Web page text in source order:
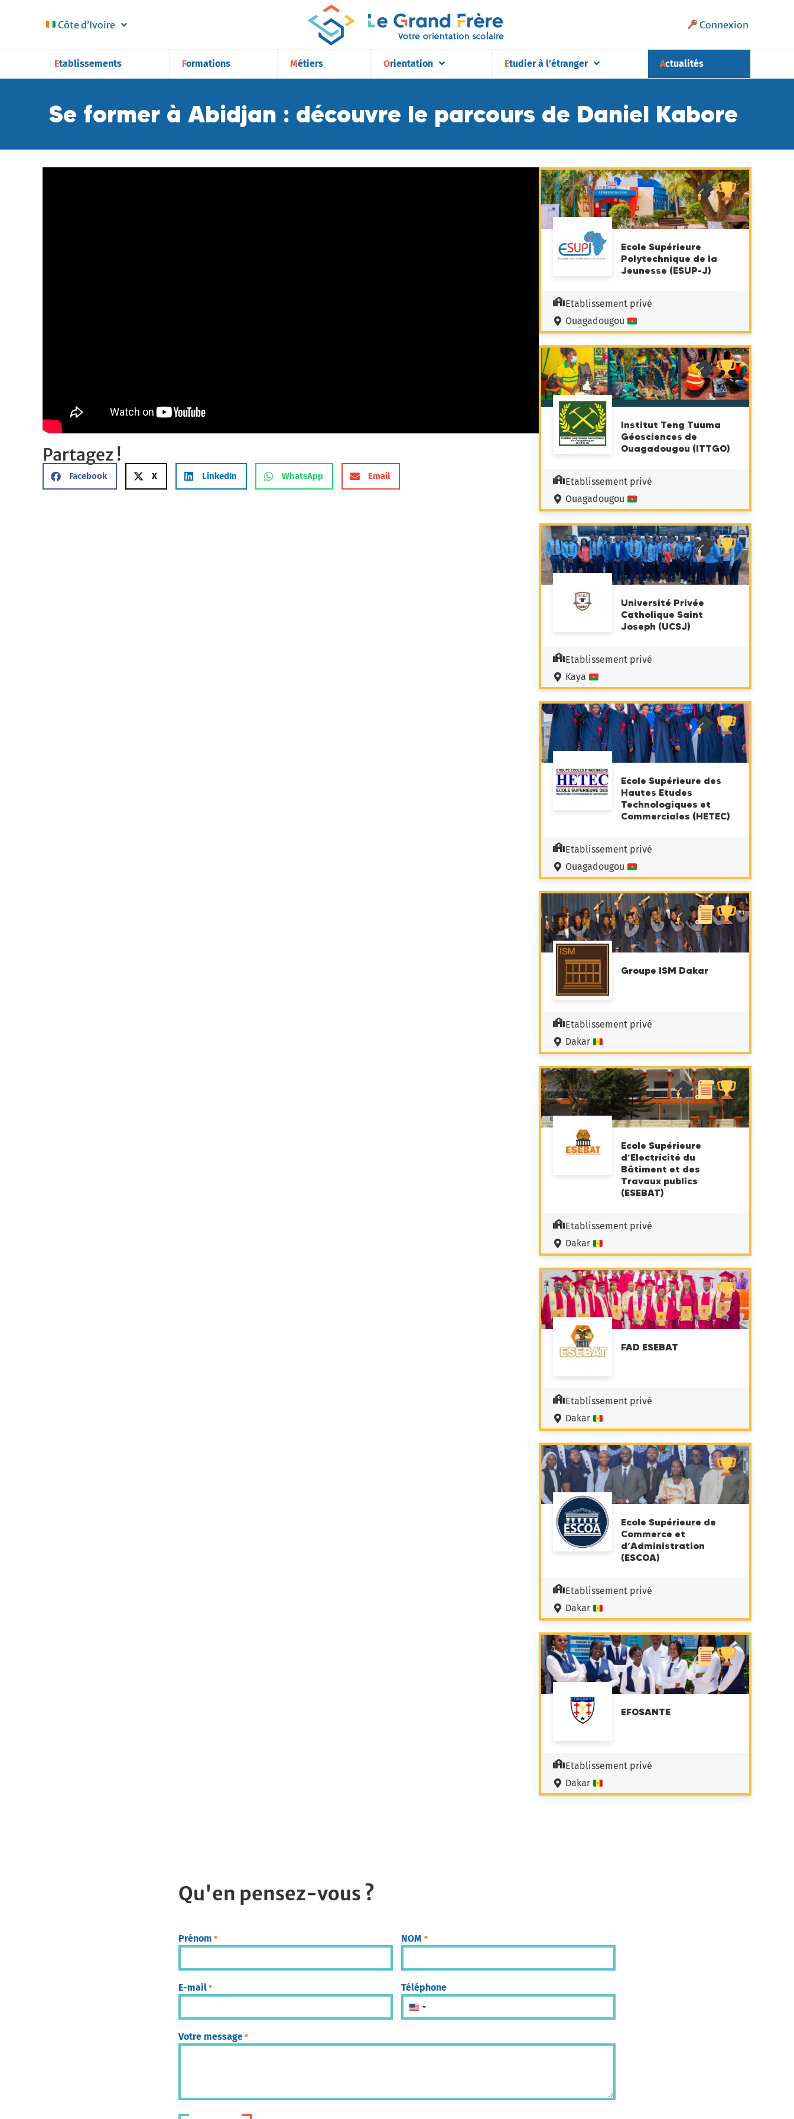
Côte d’Ivoire Connexion
Etablissements Formations Métiers Orientation Etudier à l’étranger Actualités
Se former à Abidjan : découvre le parcours de Daniel Kabore
Partagez !
Facebook X LinkedIn WhatsApp Email
Ecole Supérieure
Polytechnique de la
Jeunesse (ESUP-J)
Etablissement privé
Ouagadougou
Institut Teng Tuuma
Géosciences de
Ouagadougou (ITTGO)
Etablissement privé
Ouagadougou
Université Privée
Catholique Saint
Joseph (UCSJ)
Etablissement privé
Kaya
Ecole Supérieure des
Hautes Etudes
Technologiques et
Commerciales (HETEC)
Etablissement privé
Ouagadougou
Groupe ISM Dakar
Etablissement privé
Dakar
Ecole Supérieure
d’Electricité du
Bâtiment et des
Travaux publics
(ESEBAT)
Etablissement privé
Dakar
FAD ESEBAT
Etablissement privé
Dakar
Ecole Supérieure de
Commerce et
d’Administration
(ESCOA)
Etablissement privé
Dakar
EFOSANTE
Etablissement privé
Dakar
Qu'en pensez-vous ?
Prénom * NOM *
E-mail *
Téléphone
États-Unis +1
Votre message *